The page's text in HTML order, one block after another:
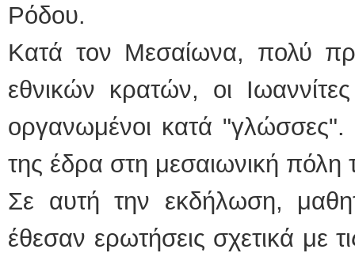
Ρόδου.
Κατά τον Μεσαίωνα, πολύ
εθνικών κρατών, οι
οργανωμένοι κατά
της έδρα στη μεσαιωνική πόλη
Σε αυτή την εκδήλωση,
έθεσαν ερωτήσεις σχετικά με